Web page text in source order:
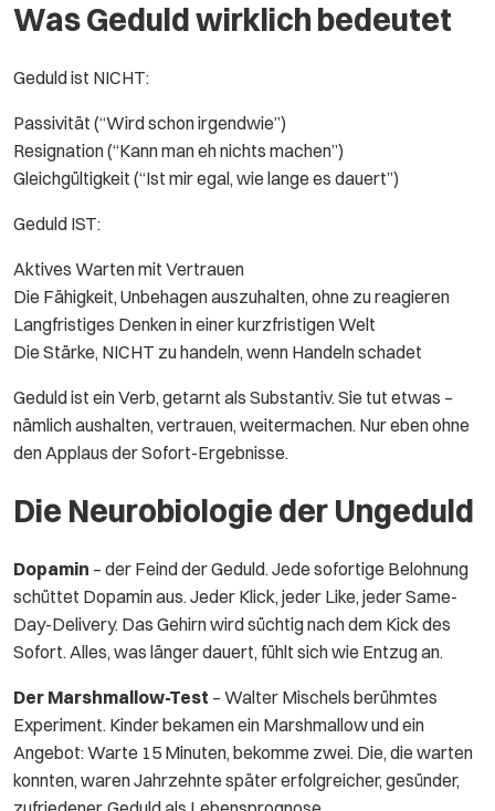
Was Geduld wirklich bedeutet
Geduld ist NICHT:
Passivität (“Wird schon irgendwie”)
Resignation (“Kann man eh nichts machen”)
Gleichgültigkeit (“Ist mir egal, wie lange es dauert”)
Geduld IST:
Aktives Warten mit Vertrauen
Die Fähigkeit, Unbehagen auszuhalten, ohne zu reagieren
Langfristiges Denken in einer kurzfristigen Welt
Die Stärke, NICHT zu handeln, wenn Handeln schadet
Geduld ist ein Verb, getarnt als Substantiv. Sie tut etwas –
nämlich aushalten, vertrauen, weitermachen. Nur eben ohne
den Applaus der Sofort-Ergebnisse.
Die Neurobiologie der Ungeduld
Dopamin – der Feind der Geduld. Jede sofortige Belohnung
schüttet Dopamin aus. Jeder Klick, jeder Like, jeder Same-
Day-Delivery. Das Gehirn wird süchtig nach dem Kick des
Sofort. Alles, was länger dauert, fühlt sich wie Entzug an.
Der Marshmallow-Test – Walter Mischels berühmtes
Experiment. Kinder bekamen ein Marshmallow und ein
Angebot: Warte 15 Minuten, bekomme zwei. Die, die warten
konnten, waren Jahrzehnte später erfolgreicher, gesünder,